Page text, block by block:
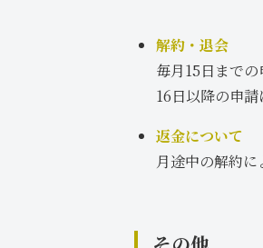
解約・退会
毎月15日までの
16日以降の申請
返金について
月途中の解約